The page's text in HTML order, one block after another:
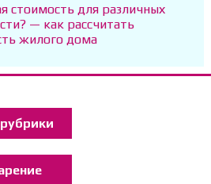
стоимость для различных
— как рассчитать
жилого дома